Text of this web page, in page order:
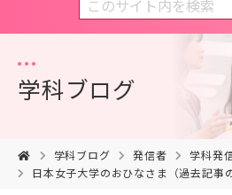
学科ブログ
学科ブログ 発信者
学科発
日本女子大学のおひなさま（過去記事